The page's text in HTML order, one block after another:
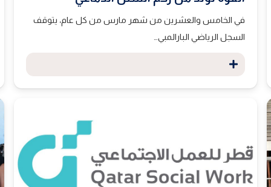
في الخامس والعشرين من شهر مارس من كل عام، يتوقف
السجل الرياضي البارالمبي…